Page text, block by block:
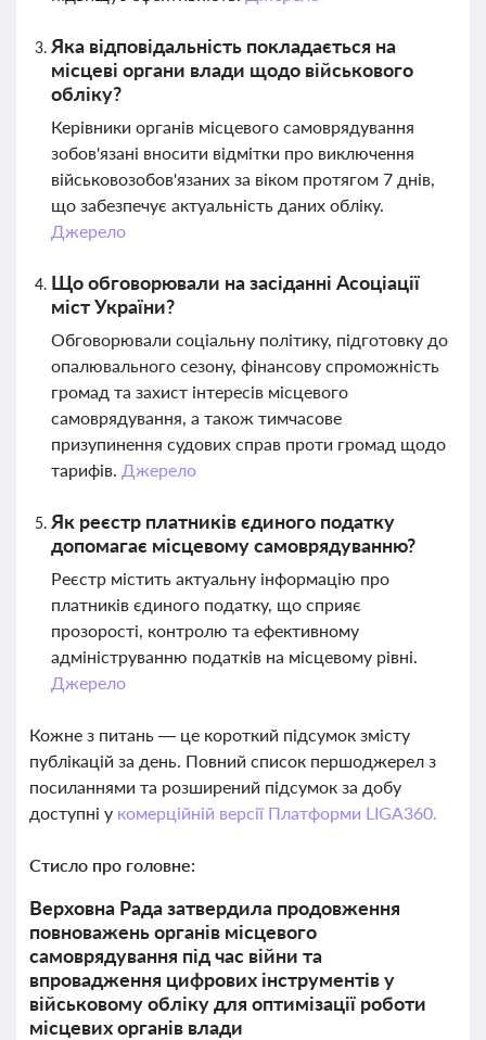
Яка відповідальність покладається на
місцеві органи влади щодо військового
обліку?
Керівники органів місцевого самоврядування
зобов'язані вносити відмітки про виключення
військовозобов'язаних за віком протягом 7 днів,
що забезпечує актуальність даних обліку.
Джерело
Що обговорювали на засіданні Асоціації
міст України?
Обговорювали соціальну політику, підготовку до
опалювального сезону, фінансову спроможність
громад та захист інтересів місцевого
самоврядування, а також тимчасове
призупинення судових справ проти громад щодо
тарифів. Джерело
Як реєстр платників єдиного податку
допомагає місцевому самоврядуванню?
Реєстр містить актуальну інформацію про
платників єдиного податку, що сприяє
прозорості, контролю та ефективному
адмініструванню податків на місцевому рівні.
Джерело
Кожне з питань — це короткий підсумок змісту
публікацій за день. Повний список першоджерел з
посиланнями та розширений підсумок за добу
доступні у комерційній версії Платформи LIGA360.
Стисло про головне:
Верховна Рада затвердила продовження
повноважень органів місцевого
самоврядування під час війни та
впровадження цифрових інструментів у
військовому обліку для оптимізації роботи
місцевих органів влади